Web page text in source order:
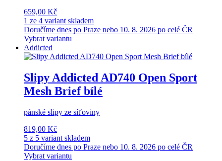
659,00 Kč
1 ze 4 variant skladem
Doručíme dnes po Praze nebo 10. 8. 2026 po celé ČR
Vybrat variantu
Addicted
Slipy Addicted AD740 Open Sport
Mesh Brief bílé
pánské slipy ze síťoviny
819,00 Kč
5 z 5 variant skladem
Doručíme dnes po Praze nebo 10. 8. 2026 po celé ČR
Vybrat variantu